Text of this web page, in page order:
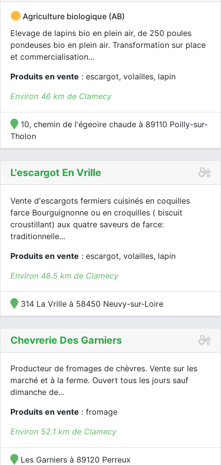
Agriculture biologique (AB)
Elevage de lapins bio en plein air, de 250 poules
pondeuses bio en plein air. Transformation sur place
et commercialisation...
Produits en vente : escargot, volailles, lapin
Environ 46 km de Clamecy
10, chemin de l'égeoire chaude à 89110 Poilly-sur-
Tholon
L'escargot En Vrille
Vente d'escargots fermiers cuisinés en coquilles
farce Bourguignonne ou en croquilles ( biscuit
croustillant) aux quatre saveurs de farce:
traditionnelle...
Produits en vente : escargot, volailles, lapin
Environ 48.5 km de Clamecy
314 La Vrille à 58450 Neuvy-sur-Loire
Chevrerie Des Garniers
Producteur de fromages de chèvres. Vente sur les
marché et à la ferme. Ouvert tous les jours sauf
dimanche de...
Produits en vente : fromage
Environ 52.1 km de Clamecy
Les Garniers à 89120 Perreux